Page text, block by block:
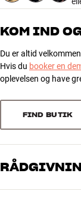
GENERELLE
Separat ramme til
3
2
Sorter efter
KOM IND
Du er altid
Hvis du booker en
oplevelsen og have
FIND BUTIK
Vores medarbejdere